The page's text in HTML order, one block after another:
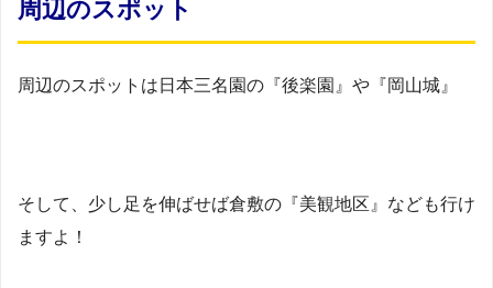
周辺のスポット
周辺のスポットは日本三名園の『後楽園』や『岡山城』
そして、少し足を伸ばせば倉敷の『美観地区』なども行け
ますよ！